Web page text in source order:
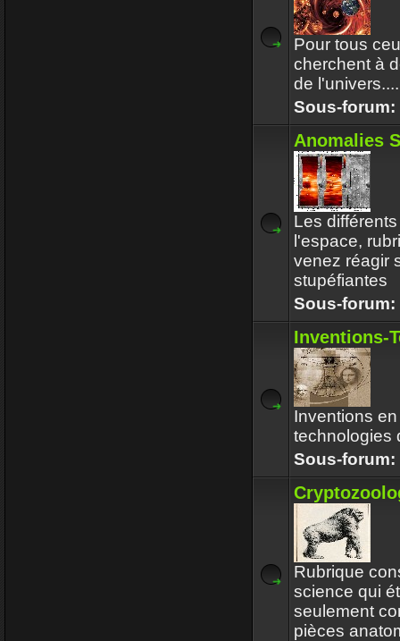
Pour tous
cherchent à
de
Sous-forum:
Anomalies
Les
l'espace,
venez réagir
stupéfiantes
Sous-forum:
Inventions-
Inventions
technologies
Sous-forum:
Rubrique
science qui
seulement
pièces